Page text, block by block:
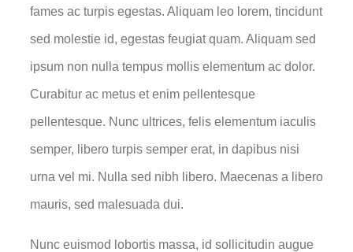
fames ac turpis egestas. Aliquam leo lorem, tincidunt
sed molestie id, egestas feugiat quam. Aliquam sed
ipsum non nulla tempus mollis elementum ac dolor.
Curabitur ac metus et enim pellentesque
pellentesque. Nunc ultrices, felis elementum iaculis
semper, libero turpis semper erat, in dapibus nisi
urna vel mi. Nulla sed nibh libero. Maecenas a libero
mauris, sed malesuada dui.
Nunc euismod lobortis massa, id sollicitudin augue